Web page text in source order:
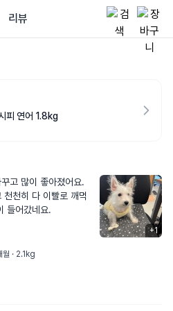
리뷰
피 연어 1.8kg
+1
고 많이 좋아졌어요.
천히 다 이빨로 깨먹
들어갔네요.
월 · 2.1kg